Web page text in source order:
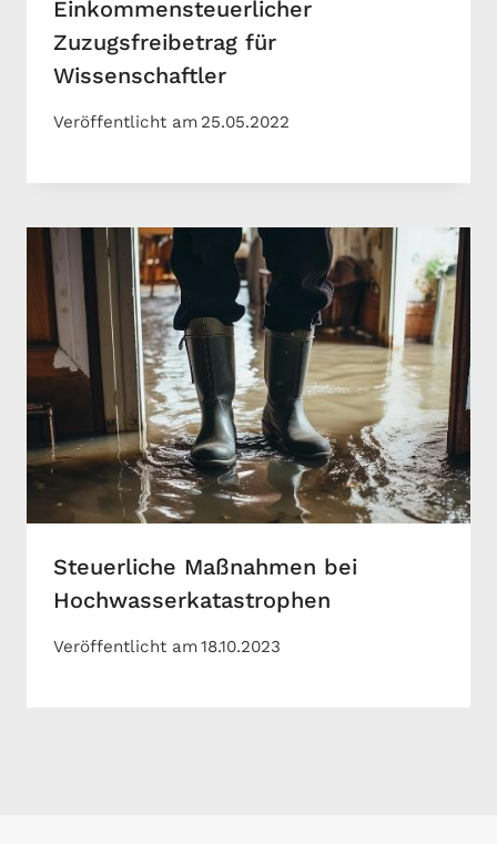
Einkommensteuerlicher
Zuzugsfreibetrag für
Wissenschaftler
Veröffentlicht am 25.05.2022
Steuerliche Maßnahmen bei
Hochwasserkatastrophen
Veröffentlicht am18.10.2023